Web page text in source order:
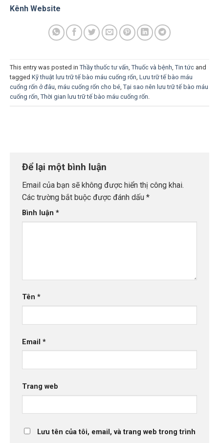
Kênh Website
This entry was posted in Thầy thuốc tư vấn Thuốc và bệnh Tin tức and
tagged Kỹ thuật lưu trữ tế bào máu cuống rốn Lưu trữ tế bào máu
cuổng rốn ở đâu máu cuống rốn cho bé Tại sao nên lưu trữ tế bào máu
cuống rốn Thời gian lưu trữ tế bào máu cuống rốn
Để lại một bình luận
Email của bạn sẽ không được hiển thị công khai.
Các trường bắt buộc được đánh dấu *
Bình luận *
Tên *
Email *
Trang web
Lưu tên của tôi, email, và trang web trong trình